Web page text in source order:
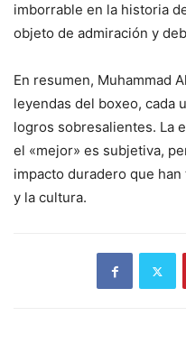
imborrable en la historia
objeto de admiración y
En resumen, Muhammad
leyendas del boxeo, cada
logros sobresalientes. La
el «mejor» es subjetiva,
impacto duradero que
y la cultura.